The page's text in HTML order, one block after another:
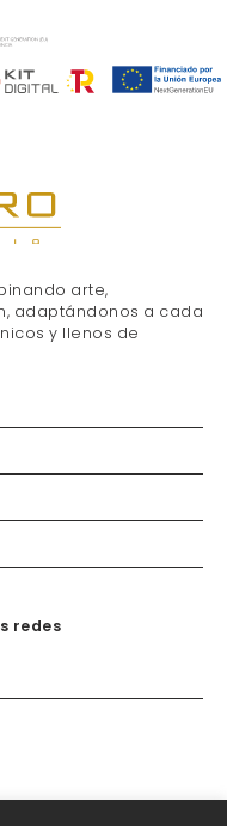
arte,
adaptándonos a cada
y llenos de
redes